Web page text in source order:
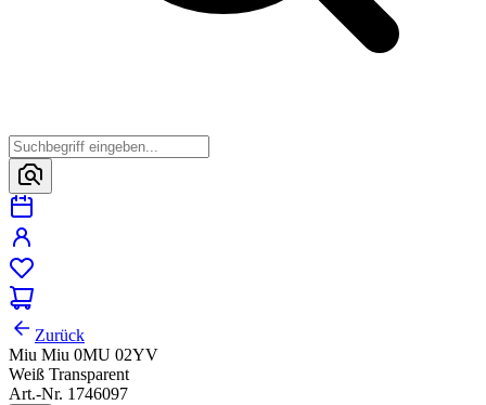
Zurück
Miu Miu 0MU 02YV
Weiß Transparent
Art.-Nr. 1746097